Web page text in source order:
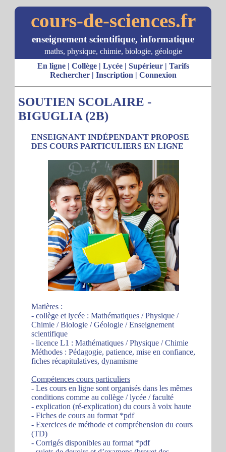
cours-de-sciences.fr
enseignement scientifique, informatique
maths, physique, chimie, biologie, géologie
En ligne| Collège| Lycée| Supérieur| Tarifs
Rechercher| Inscription | Connexion
SOUTIEN SCOLAIRE -
BIGUGLIA (2B)
ENSEIGNANT INDÉPENDANT PROPOSE
DES COURS PARTICULIERS EN LIGNE
Matières :
- collège et lycée : Mathématiques / Physique /
Chimie / Biologie / Géologie / Enseignement
scientifique
- licence L1 : Mathématiques / Physique / Chimie
Méthodes : Pédagogie, patience, mise en confiance,
fiches récapitulatives, dynamisme
Compétences cours particuliers
- Les cours en ligne sont organisés dans les mêmes
conditions comme au collège / lycée / faculté
- explication (ré-explication) du cours à voix haute
- Fiches de cours au format *pdf
- Exercices de méthode et compréhension du cours
(TD)
- Corrigés disponibles au format *pdf